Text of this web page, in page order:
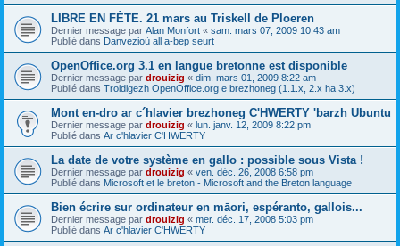
LIBRE EN FÊTE. 21 mars au Triskell de Ploeren
Dernier message par Alan Monfort « sam. mars 07, 2009 10:43 am
Publié dans Danvezioù all a-bep seurt
OpenOffice.org 3.1 en langue bretonne est disponible
Dernier message par drouizig « dim. mars 01, 2009 8:22 am
Publié dans Troidigezh OpenOffice.org e brezhoneg (1.1.x, 2.x ha 3.x)
Mont en-dro ar c´hlavier brezhoneg C'HWERTY 'barzh Ubuntu
Dernier message par drouizig « lun. janv. 12, 2009 8:22 pm
Publié dans Ar c'hlavier C'HWERTY
La date de votre système en gallo : possible sous Vista !
Dernier message par drouizig « ven. déc. 26, 2008 6:58 pm
Publié dans Microsoft et le breton - Microsoft and the Breton language
Bien écrire sur ordinateur en māori, espéranto, gallois...
Dernier message par drouizig « mer. déc. 17, 2008 5:03 pm
Publié dans Ar c'hlavier C'HWERTY